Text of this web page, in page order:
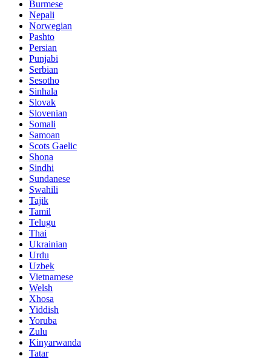
Burmese
Nepali
Norwegian
Pashto
Persian
Punjabi
Serbian
Sesotho
Sinhala
Slovak
Slovenian
Somali
Samoan
Scots Gaelic
Shona
Sindhi
Sundanese
Swahili
Tajik
Tamil
Telugu
Thai
Ukrainian
Urdu
Uzbek
Vietnamese
Welsh
Xhosa
Yiddish
Yoruba
Zulu
Kinyarwanda
Tatar